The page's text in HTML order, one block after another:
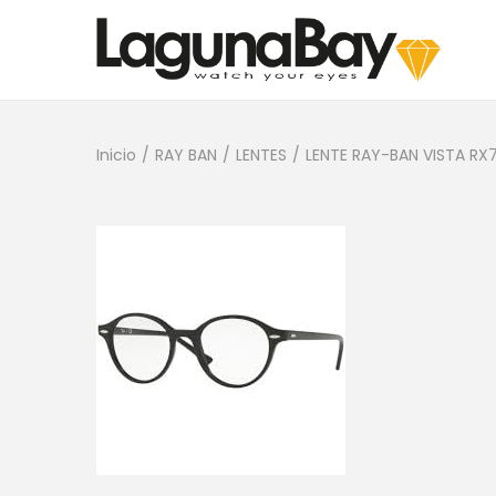
Inicio / RAY BAN / LENTES / LENTE RAY-BAN VISTA